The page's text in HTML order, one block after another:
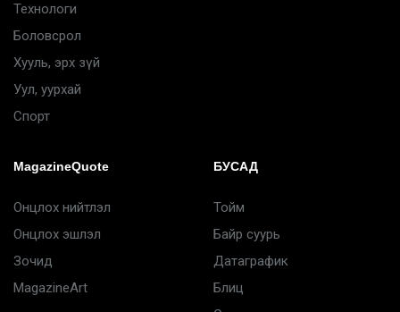
Технологи
Боловсрол
Хууль, эрх зүй
Уул, уурхай
Спорт
MagazineQuote
Онцлох нийтлэл
Онцлох эшлэл
Зочид
MagazineArt
БУСАД
Тойм
Байр суурь
Датаграфик
Блиц